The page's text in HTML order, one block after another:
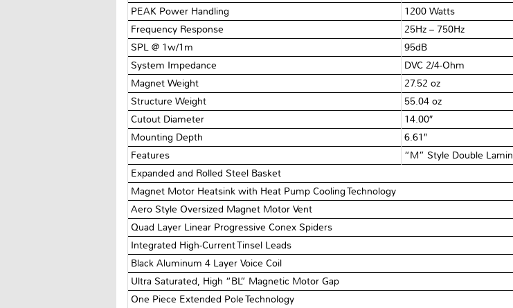
PEAK Power Handling
1200 Watts
Frequency Response
25Hz – 750Hz
SPL @ 1w/1m
95dB
System Impedance
DVC 2/4-Ohm
Magnet Weight
27.52 oz
Structure Weight
55.04 oz
Cutout Diameter
14.00″
Mounting Depth
6.61″
Features
“M” Style Double
Expanded and Rolled Steel Basket
Magnet Motor Heatsink with Heat Pump Cooling Technology
Aero Style Oversized Magnet Motor Vent
Quad Layer Linear Progressive Conex Spiders
Integrated High-Current Tinsel Leads
Black Aluminum 4 Layer Voice Coil
Ultra Saturated, High “BL” Magnetic Motor Gap
One Piece Extended Pole Technology